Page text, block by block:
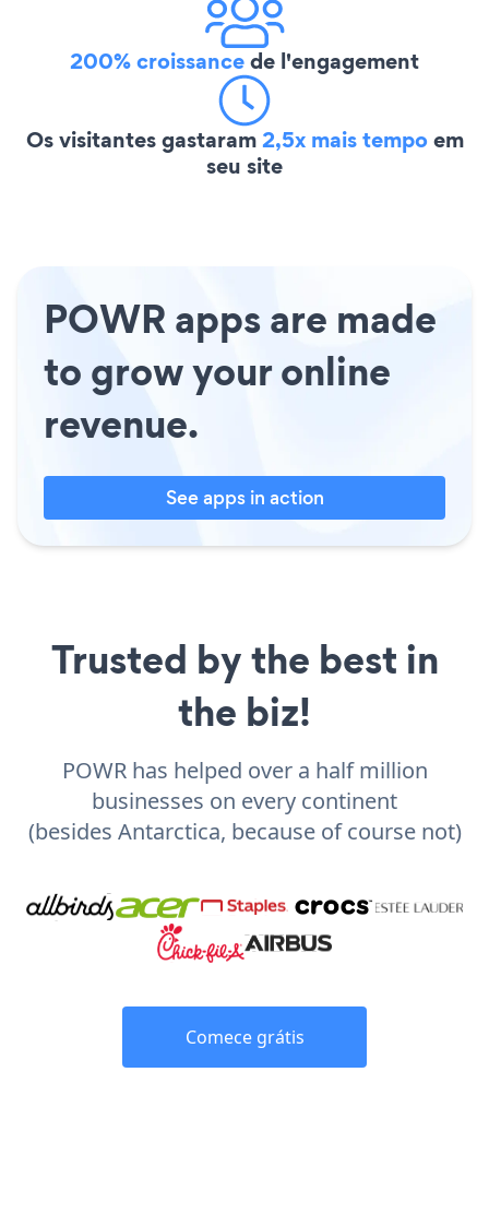
200% croissancede l'engagement
Os visitantes gastaram2,5x mais tempoem
seu site
POWR apps are made
to grow your online
revenue.
See apps in action
Trusted by the best in
the biz!
POWR has helped over a half million
businesses on every continent
(besides Antarctica, because of course not)
Comece grátis